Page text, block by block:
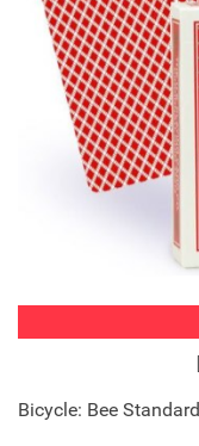
Bicycle: Bee Standard